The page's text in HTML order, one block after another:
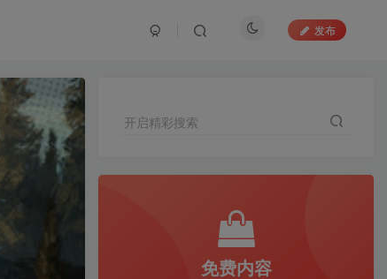
发布
开启精彩搜索
免费内容